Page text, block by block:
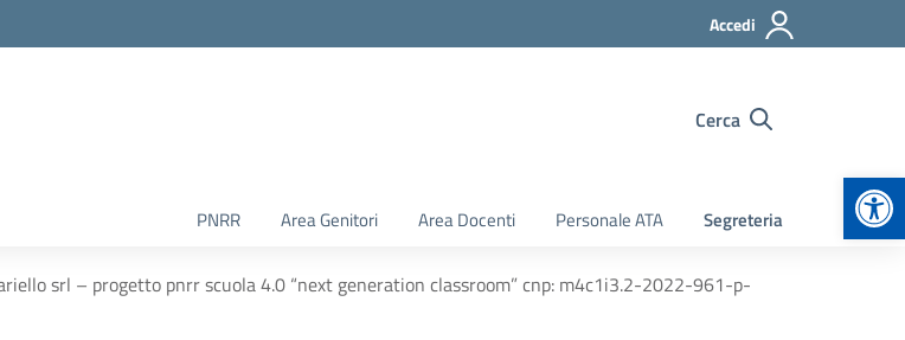
Accedi
Cerca
PNRR Area Genitori Area Docenti Personale ATA Segreteria
srl – progetto pnrr scuola 4.0 “next generation classroom” cnp: m4c1i3.2-2022-961-p-